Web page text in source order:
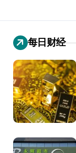
每日财经